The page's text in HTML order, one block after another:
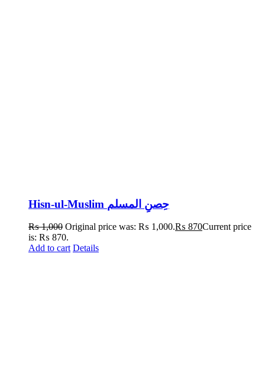
Hisn-ul-Muslim حِصنِ المسلم
₨1,000 Original price was: ₨ 1,000.₨ 870Current price
is: ₨ 870.
Add to cart Details